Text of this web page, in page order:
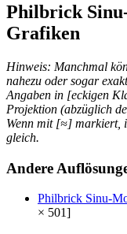
Philbrick
Grafiken
Hinweis: Manchmal
nahezu oder sogar
Angaben in [eckigen
Projektion (abzüglich
Wenn mit [≈] markiert,
gleich.
Andere
Philbrick Sinu-
× 501]